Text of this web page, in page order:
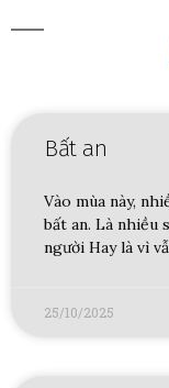
Bất an
Vào mùa này,
bất an. Là nhiều
người Hay là vì
25/10/2025